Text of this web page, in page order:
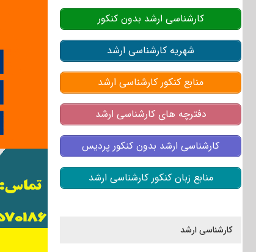
کارشناسی ارشد بدون کنکور
شهریه کارشناسی ارشد
منابع کنکور کارشناسی ارشد
دفترچه های کارشناسی ارشد
کارشناسی ارشد بدون کنکور پردیس
منابع زبان کنکور کارشناسی ارشد
کارشناسی ارشد